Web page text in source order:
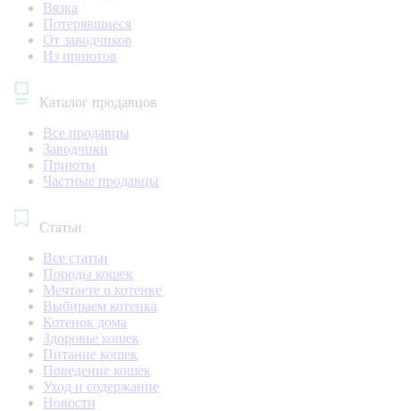
Вязка
Потерявшиеся
От заводчиков
Из приютов
Каталог продавцов
Все продавцы
Заводчики
Приюты
Частные продавцы
Статьи
Все статьи
Породы кошек
Мечтаете о котенке
Выбираем котенка
Котенок дома
Здоровье кошек
Питание кошек
Поведение кошек
Уход и содержание
Новости